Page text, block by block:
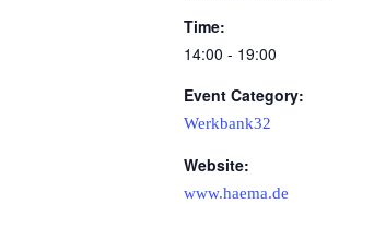
Time:
14:00 - 19:00
Event Category:
Werkbank32
Website:
www.haema.de